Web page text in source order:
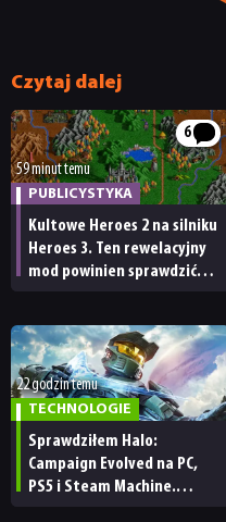
Czytaj dalej
6
59 minut temu
PUBLICYSTYKA
Kultowe Heroes 2 na silniku
Heroes 3. Ten rewelacyjny
mod powinien sprawdzić
22 godzin temu
TECHNOLOGIE
Sprawdziłem Halo:
Campaign Evolved na PC,
PS5 i Steam Machine.